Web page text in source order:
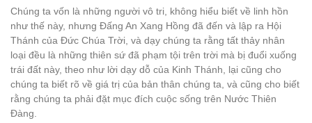
Chúng ta vốn là những người vô tri, không hiểu biết về linh hồn
như thế này, nhưng Đấng An Xang Hồng đã đến và lập ra Hội
Thánh của Đức Chúa Trời, và dạy chúng ta rằng tất thảy nhân
loại đều là những thiên sứ đã phạm tội trên trời mà bị đuổi xuống
trái đất này, theo như lời dạy dỗ của Kinh Thánh, lại cũng cho
chúng ta biết rõ về giá trị của bản thân chúng ta, và cũng cho biết
rằng chúng ta phải đặt mục đích cuộc sống trên Nước Thiên
Đàng.